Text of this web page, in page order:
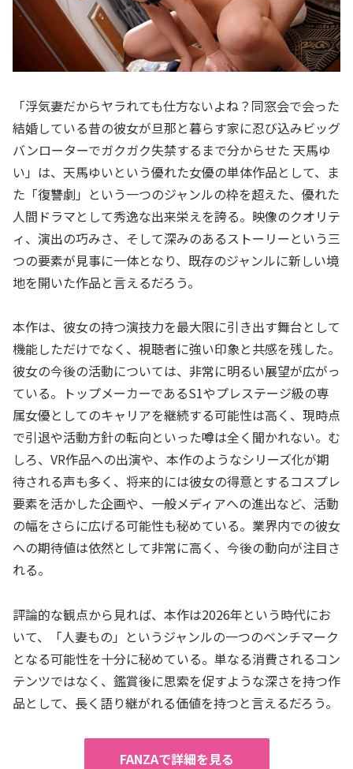
「浮気妻だからヤラれても仕方ないよね？同窓会で会った
結婚している昔の彼女が旦那と暮らす家に忍び込みビッグ
バンローターでガクガク失禁するまで分からせた 天馬ゆ
い」は、天馬ゆいという優れた女優の単体作品として、ま
た「復讐劇」という一つのジャンルの枠を超えた、優れた
人間ドラマとして秀逸な出来栄えを誇る。映像のクオリテ
ィ、演出の巧みさ、そして深みのあるストーリーという三
つの要素が見事に一体となり、既存のジャンルに新しい境
地を開いた作品と言えるだろう。
本作は、彼女の持つ演技力を最大限に引き出す舞台として
機能しただけでなく、視聴者に強い印象と共感を残した。
彼女の今後の活動については、非常に明るい展望が広がっ
ている。トップメーカーであるS1やプレステージ級の専
属女優としてのキャリアを継続する可能性は高く、現時点
で引退や活動方針の転向といった噂は全く聞かれない。む
しろ、VR作品への出演や、本作のようなシリーズ化が期
待される声も多く、将来的には彼女の得意とするコスプレ
要素を活かした企画や、一般メディアへの進出など、活動
の幅をさらに広げる可能性も秘めている。業界内での彼女
への期待値は依然として非常に高く、今後の動向が注目さ
れる。
評論的な観点から見れば、本作は2026年という時代にお
いて、「人妻もの」というジャンルの一つのベンチマーク
となる可能性を十分に秘めている。単なる消費されるコン
テンツではなく、鑑賞後に思索を促すような深さを持つ作
品として、長く語り継がれる価値を持つと言えるだろう。
FANZAで詳細を見る